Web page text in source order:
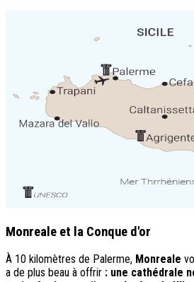
Monreale et la Conque d'or
À 10 kilomètres de Palerme, Monreale
a de plus beau à offrir : une cathédrale